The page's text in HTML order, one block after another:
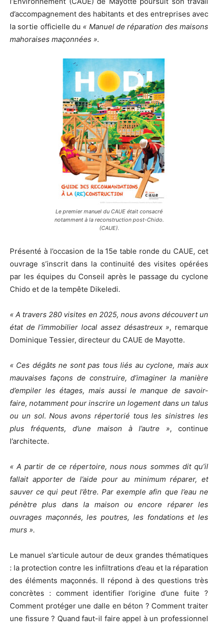
d’accompagnement des habitants et des entreprises avec
la sortie officielle du « Manuel de réparation des maisons
mahoraises maçonnées ».
Le premier manuel du CAUE était consacré
notamment à la reconstruction post-Chido.
(CAUE).
Présenté à l’occasion de la 15e table ronde du CAUE, cet
ouvrage s’inscrit dans la continuité des visites opérées
par les équipes du Conseil après le passage du cyclone
Chido et de la tempête Dikeledi.
« A travers 280 visites en 2025, nous avons découvert un
état de l’immobilier local assez désastreux », remarque
Dominique Tessier, directeur du CAUE de Mayotte.
« Ces dégâts ne sont pas tous liés au cyclone, mais aux
mauvaises façons de construire, d’imaginer la manière
d’empiler les étages, mais aussi le manque de savoir-
faire, notamment pour inscrire un logement dans un talus
ou un sol. Nous avons répertorié tous les sinistres les
plus fréquents, d’une maison à l’autre », continue
l’architecte.
« A partir de ce répertoire, nous nous sommes dit qu’il
fallait apporter de l’aide pour au minimum réparer, et
sauver ce qui peut l’être. Par exemple afin que l’eau ne
pénètre plus dans la maison ou encore réparer les
ouvrages maçonnés, les poutres, les fondations et les
murs ».
Le manuel s’articule autour de deux grandes thématiques
: la protection contre les infiltrations d’eau et la réparation
des éléments maçonnés. Il répond à des questions très
concrètes : comment identifier l’origine d’une fuite ?
Comment protéger une dalle en béton ? Comment traiter
une fissure ? Quand faut-il faire appel à un professionnel